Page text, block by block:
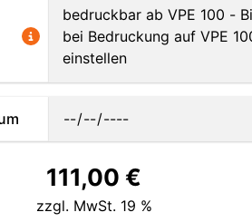
111,00 €
zzgl. MwSt. 19 %